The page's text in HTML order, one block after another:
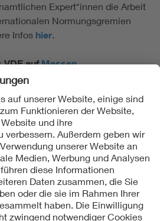
Expert*innen die Arbeit
Normungsgremien
Infos hier.
VDE aufMessen.